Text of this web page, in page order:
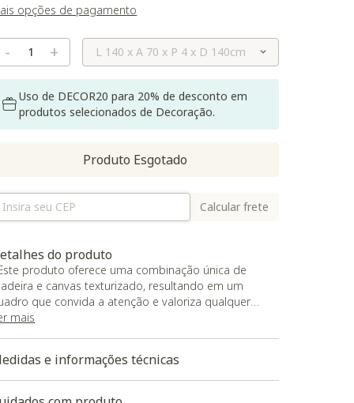
opções de pagamento
- + Selecione o Tamanho
Uso de DECOR20 para 20% de desconto em
produtos selecionados de Decoração.
Produto Esgotado
Calcular frete
do produto
produto oferece uma combinação única de
e canvas texturizado, resultando em um
que convida a atenção e valoriza qualquer
com estilo e personalidade;
cor predominante do produto é bege, conferindo-
uma aparência elegante e sofisticada;
mais
e informações técnicas